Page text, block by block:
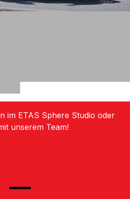
im ETAS Sphere Studio oder
unserem Team!